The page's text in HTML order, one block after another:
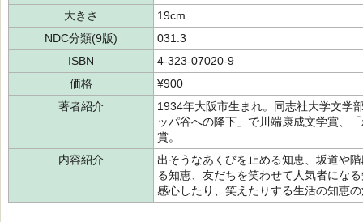
大きさ
19cm
NDC分類(9版)
031.3
ISBN
4-323-07020-9
価格
¥900
著者紹介
1934年大阪市生まれ。同志社大学文学
ッパ谷への降下」で川端康成文学賞、
賞。
内容紹介
出そうなあくびを止める知恵、坂道や
る知恵、友だちを笑わせて人気者にな
感心したり、笑えたりする生活の知恵